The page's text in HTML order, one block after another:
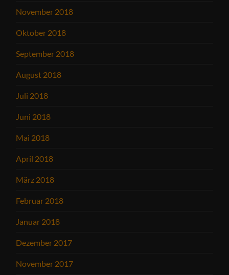
November 2018
Oktober 2018
September 2018
August 2018
Juli 2018
Juni 2018
Mai 2018
April 2018
März 2018
Februar 2018
Januar 2018
Dezember 2017
November 2017